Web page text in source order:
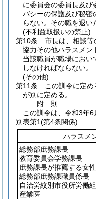
に委員会の委員長及び
バシーの保護及び秘密
らない。 その職を退い
(不利益取扱いの禁止)
第10条
市長は、相談
協力その他ハラスメン
当該職員が職場におい
しなければならない。
(その他)
第11条
この訓令に定
が別に定める。
附 則
この訓令は、令和3年6
別表第1(第4条関係)
ハラスメ
総務部庶務課長
教育委員会学務課長
庶務課長が推薦する女
総務部庶務課職員係長
自治労紋別市役所労働
産業医